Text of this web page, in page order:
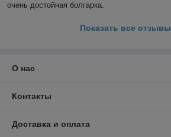
очень достойная болгарка.
Показать все отзывы
О нас
Контакты
Доставка и оплата